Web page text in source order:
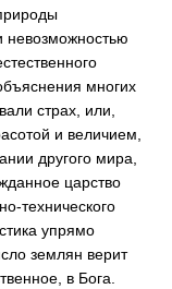
невозможностью
многих
страх, или,
и величием,
другого мира,
царство
технического
упрямо
землян верит
в Бога.